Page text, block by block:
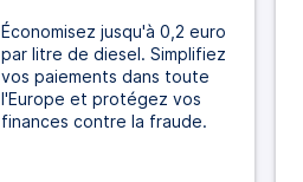
Économisez jusqu'à 0,2 euro
par litre de diesel. Simplifiez
vos paiements dans toute
l'Europe et protégez vos
finances contre la fraude.